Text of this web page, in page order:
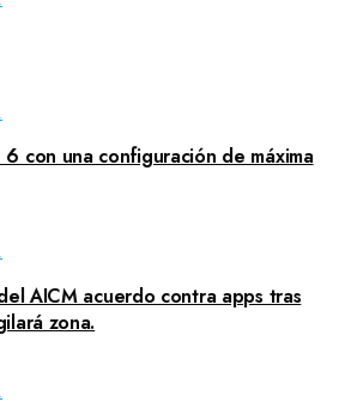
con una configuración de máxima
AICM acuerdo contra apps tras
zona.